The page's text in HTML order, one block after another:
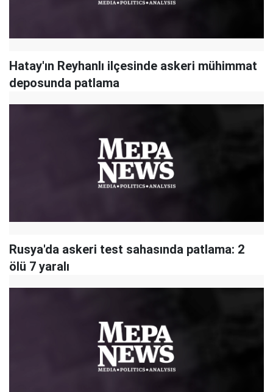
Hatay'ın Reyhanlı ilçesinde askeri mühimmat
deposunda patlama
Rusya'da askeri test sahasında patlama: 2
ölü 7 yaralı